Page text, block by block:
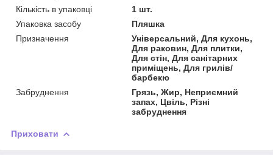
Кількість в упаковці
1 шт.
Упаковка засобу
Пляшка
Призначення
Універсальний, Для кухонь,
Для раковин, Для плитки,
Для стін, Для санітарних
приміщень, Для грилів/
барбекю
Забруднення
Грязь, Жир, Неприємний
запах, Цвіль, Різні
забруднення
Приховати